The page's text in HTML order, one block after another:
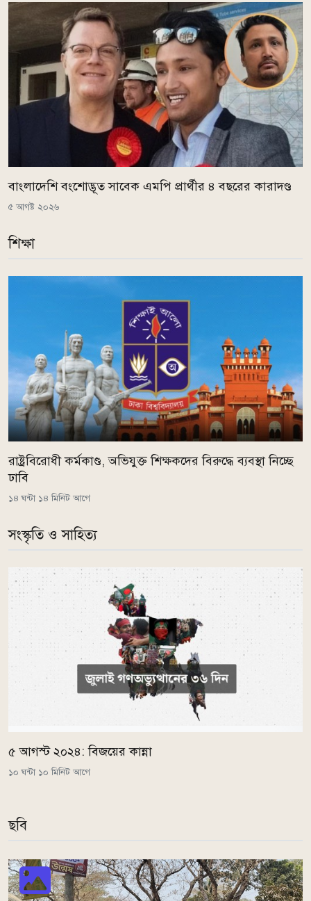
বাংলাদেশি বংশোদ্ভূত সাবেক এমপি প্রার্থীর ৪ বছরের কারাদণ্ড
৫ আগষ্ট ২০২৬
শিক্ষা
রাষ্ট্রবিরোধী কর্মকাণ্ড, অভিযুক্ত শিক্ষকদের বিরুদ্ধে ব্যবস্থা নিচ্ছে
ঢাবি
১৪ ঘন্টা ১৪ মিনিট আগে
সংস্কৃতি ও সাহিত্য
৫ আগস্ট ২০২৪: বিজয়ের কান্না
১০ ঘন্টা ১০ মিনিট আগে
ছবি